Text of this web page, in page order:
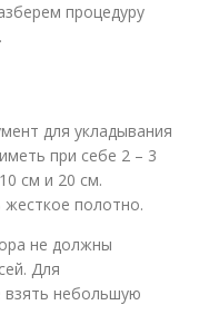
процедуру
для укладывания
при себе 2 – 3
см и 20 см.
полотно.
не должны
Для
взять небольшую